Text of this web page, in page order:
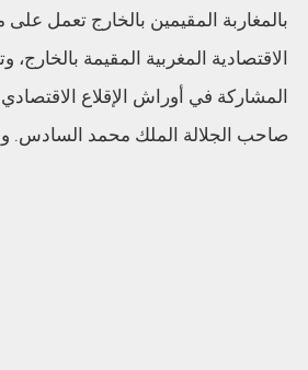
بالمغاربة المقيمين بالخارج تعمل على
الاقتصادية المغربية المقيمة بالخارج،
المشاركة في أوراش الإقلاع
صاحب الجلالة الملك محمد السادس.